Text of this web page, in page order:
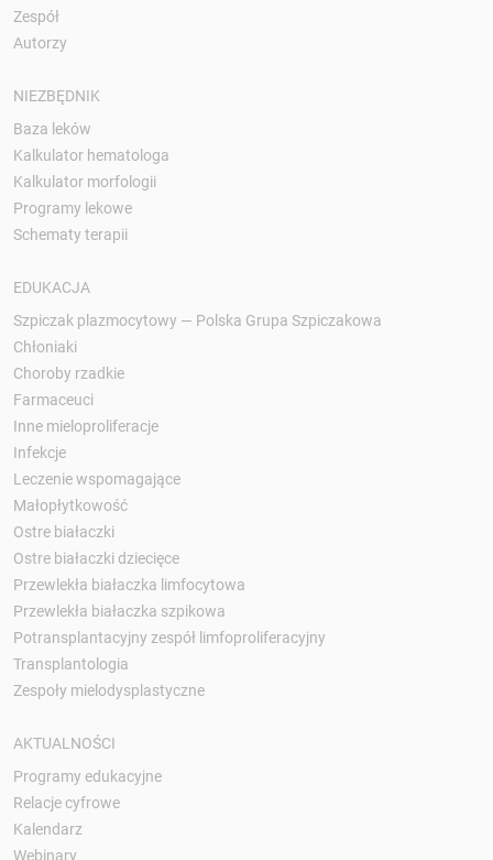
Zespół
Autorzy
NIEZBĘDNIK
Baza leków
Kalkulator hematologa
Kalkulator morfologii
Programy lekowe
Schematy terapii
EDUKACJA
Szpiczak plazmocytowy — Polska Grupa Szpiczakowa
Chłoniaki
Choroby rzadkie
Farmaceuci
Inne mieloproliferacje
Infekcje
Leczenie wspomagające
Małopłytkowość
Ostre białaczki
Ostre białaczki dziecięce
Przewlekła białaczka limfocytowa
Przewlekła białaczka szpikowa
Potransplantacyjny zespół limfoproliferacyjny
Transplantologia
Zespoły mielodysplastyczne
AKTUALNOŚCI
Programy edukacyjne
Relacje cyfrowe
Kalendarz
Webinary